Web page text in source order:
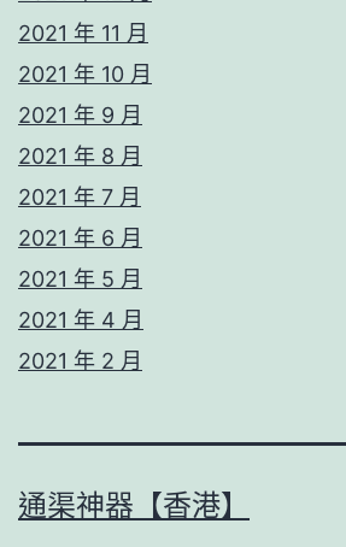
2021 年 11 月
2021 年 10 月
2021 年 9 月
2021 年 8 月
2021 年 7 月
2021 年 6 月
2021 年 5 月
2021 年 4 月
2021 年 2 月
通渠神器【香港】